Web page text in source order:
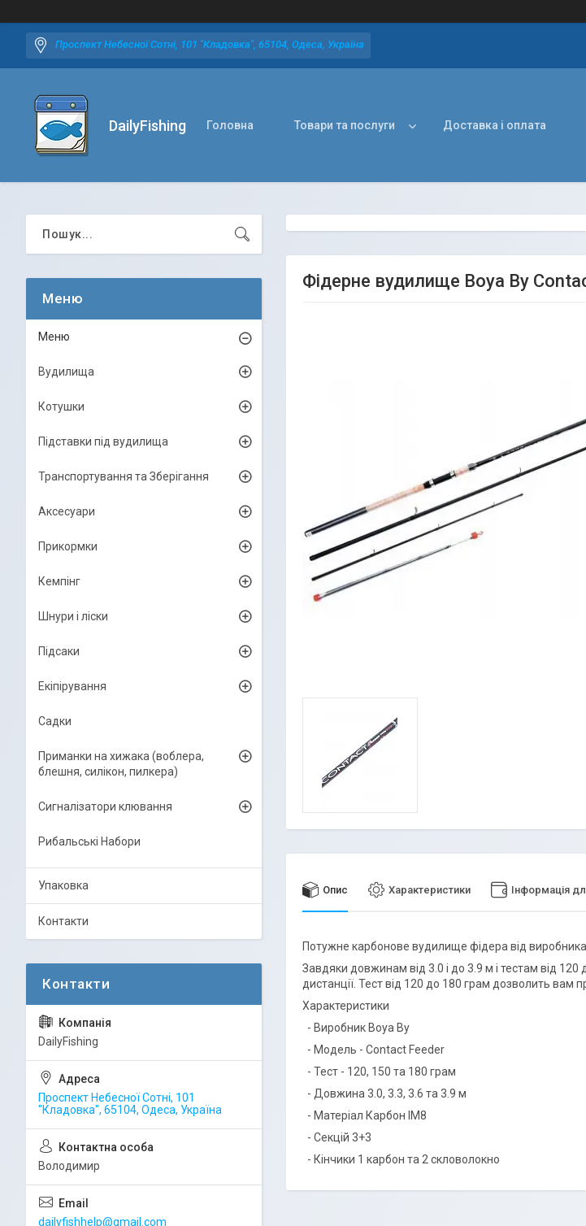
Проспект Небесної Сотні, 101 "Кладовка", 65104, Одеса, Україна
DailyFishing Головна Товари та послуги Доставка і оплата
Фідерне вудилище Boya By
Опис Характеристики Інформація
Потужне карбонове вудилище фідера від
Завдяки довжинам від 3.0 і до 3.9 м і тестам від 120
дистанції. Тест від 120 до 180 грам дозволить вам
Характеристики
- Виробник Boya By
- Модель - Contact Feeder
- Тест - 120, 150 та 180 грам
- Довжина 3.0, 3.3, 3.6 та 3.9 м
- Матеріал Карбон IM8
- Секцій 3+3
- Кінчики 1 карбон та 2 скловолокно
Меню
Вудилища
Котушки
Підставки під вудилища
Транспортування та Зберігання
Аксесуари
Прикормки
Кемпінг
Шнури і ліски
Підсаки
Екіпірування
Садки
Приманки на хижака (воблера,
блешня, силікон, пилкера)
Сигналізатори клювання
Рибальські Набори
Упаковка
Контакти
DailyFishing
Проспект Небесної Сотні, 101
"Кладовка", 65104, Одеса, Україна
Володимир
dailyfishhelp@gmail.com